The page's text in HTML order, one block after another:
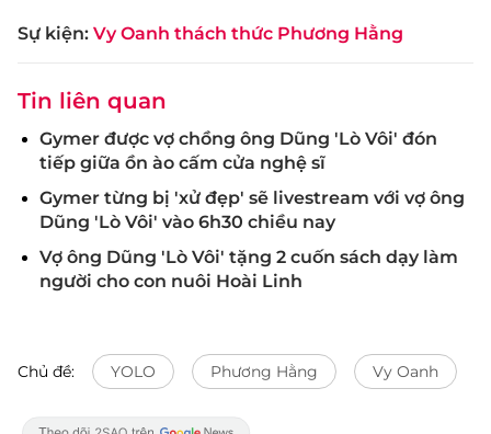
Sự kiện: Vy Oanh thách thức Phương Hằng
Tin liên quan
Gymer được vợ chồng ông Dũng 'Lò Vôi' đón
tiếp giữa ồn ào cấm cửa nghệ sĩ
Gymer từng bị 'xử đẹp' sẽ livestream với vợ ông
Dũng 'Lò Vôi' vào 6h30 chiều nay
Vợ ông Dũng 'Lò Vôi' tặng 2 cuốn sách dạy làm
người cho con nuôi Hoài Linh
Chủ đề: YOLO Phương Hằng Vy Oanh